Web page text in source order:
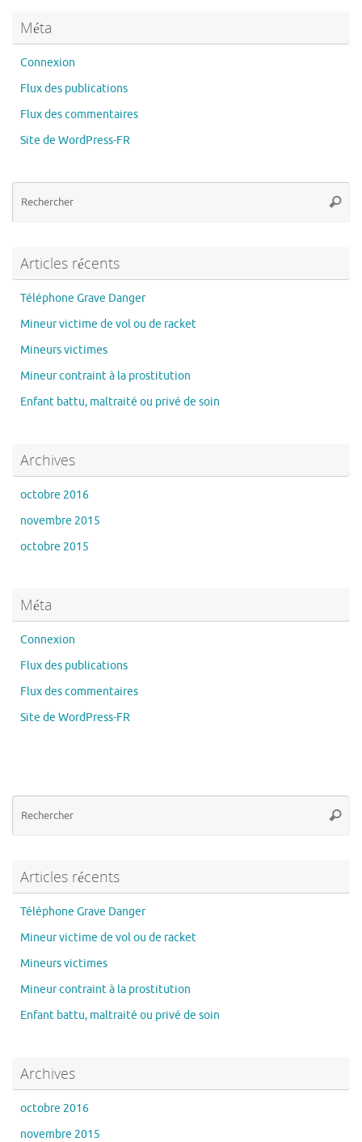
Méta
Connexion
Flux des publications
Flux des commentaires
Site de WordPress-FR
Articles récents
Téléphone Grave Danger
Mineur victime de vol ou de racket
Mineurs victimes
Mineur contraint à la prostitution
Enfant battu, maltraité ou privé de soin
Archives
octobre 2016
novembre 2015
octobre 2015
Méta
Connexion
Flux des publications
Flux des commentaires
Site de WordPress-FR
Articles récents
Téléphone Grave Danger
Mineur victime de vol ou de racket
Mineurs victimes
Mineur contraint à la prostitution
Enfant battu, maltraité ou privé de soin
Archives
octobre 2016
novembre 2015